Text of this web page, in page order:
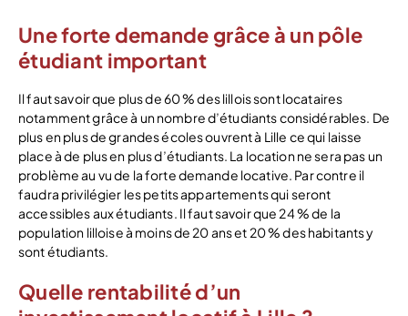
Une forte demande grâce à un pôle
étudiant important
Il faut savoir que plus de 60 % des lillois sont locataires
notamment grâce à un nombre d’étudiants considérables. De
plus en plus de grandes écoles ouvrent à Lille ce qui laisse
place à de plus en plus d’étudiants. La location ne sera pas un
problème au vu de la forte demande locative. Par contre il
faudra privilégier les petits appartements qui seront
accessibles aux étudiants. Il faut savoir que 24 % de la
population lilloise à moins de 20 ans et 20 % des habitants y
sont étudiants.
Quelle rentabilité d’un